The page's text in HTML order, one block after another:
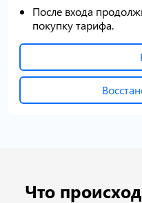
После входа
покупку тарифа.
Что